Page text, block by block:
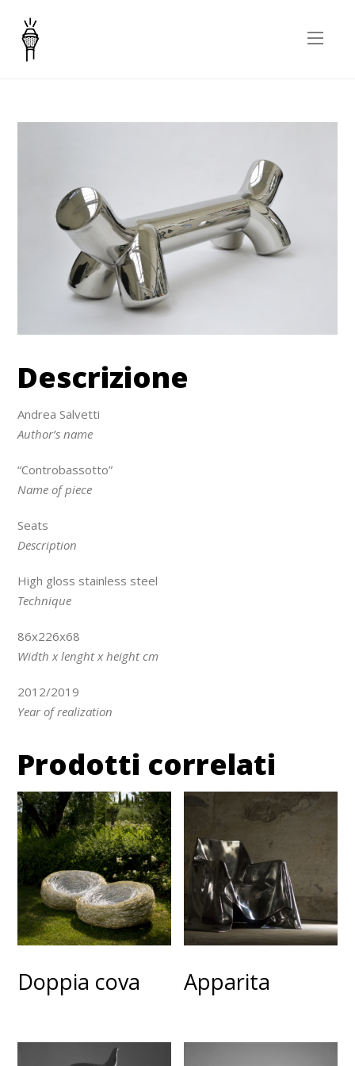
Controbassotto
Descrizione
Andrea Salvetti
Author’s name
“Controbassotto”
Name of piece
Seats
Description
High gloss stainless steel
Technique
86x226x68
Width x lenght x height cm
2012/2019
Year of realization
Prodotti correlati
Doppia cova Apparita